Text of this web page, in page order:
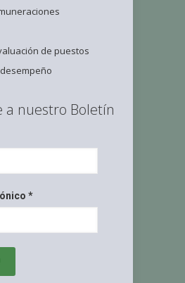
de puestos
a nuestro Boletín
*